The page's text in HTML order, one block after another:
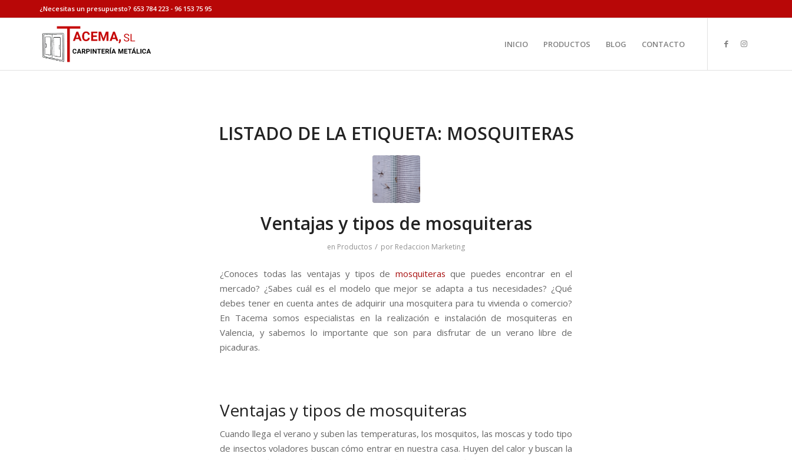
¿Necesitas un presupuesto? 653 784 223 - 96 153 75 95
INICIO PRODUCTOS BLOG CONTACTO
LISTADO DE LA ETIQUETA: MOSQUITERAS
Ventajas y tipos de mosquiteras
en Productos / por Redaccion Marketing
¿Conoces todas las ventajas y tipos de mosquiteras que puedes encontrar en el
mercado? ¿Sabes cuál es el modelo que mejor se adapta a tus necesidades? ¿Qué
debes tener en cuenta antes de adquirir una mosquitera para tu vivienda o comercio?
En Tacema somos especialistas en la realización e instalación de mosquiteras en
Valencia, y sabemos lo importante que son para disfrutar de un verano libre de
picaduras.
Ventajas y tipos de mosquiteras
Cuando llega el verano y suben las temperaturas, los mosquitos, las moscas y todo tipo
de insectos voladores buscan cómo entrar en nuestra casa. Huyen del calor y buscan la